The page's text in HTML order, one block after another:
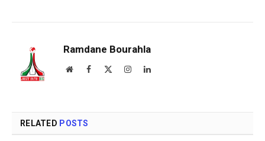
Ramdane Bourahla
WebsiteFacebook InstagramLinkedIn
RELATED POSTS